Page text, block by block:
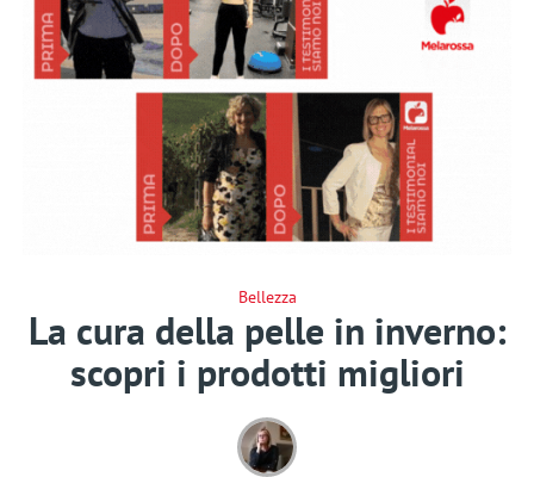
Bellezza
La cura della pelle in inverno:
scopri i prodotti migliori